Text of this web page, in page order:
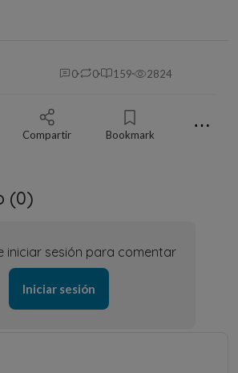
0 0 159 2824
Compartir Bookmark ⋯
(0)
iniciar sesión para comentar
Iniciar sesión